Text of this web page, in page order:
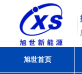
旭世首页